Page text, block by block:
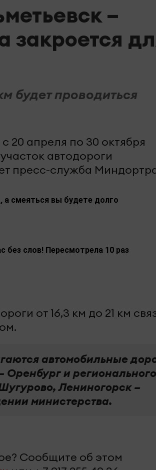
–
закроется
будет проводиться
20 апреля по 30 октября
автодороги
пресс-служба
а смеяться вы будете долго
без слов! Пересмотрела 10 раз
от 16,3 км до 21 км
автомобильные
Оренбург и регионального
Лениногорск –
министерства.
Сообщите об этом